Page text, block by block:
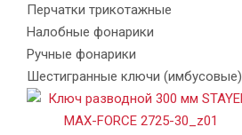
Перчатки трикотажные
Налобные фонарики
Ручные фонарики
Шестигранные ключи (имбусовые)